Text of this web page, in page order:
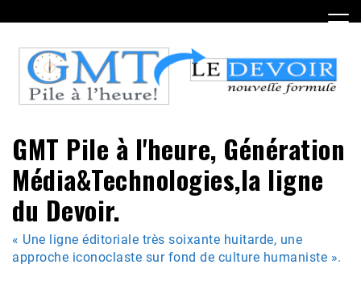
to
content
GMT Pile à l'heure, Génération
Média&Technologies,la ligne
du Devoir.
« Une ligne éditoriale très soixante huitarde, une
approche iconoclaste sur fond de culture humaniste ».